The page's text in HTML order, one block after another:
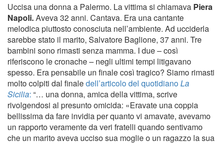
Uccisa una donna a Palermo. La vittima si chiamava Piera
Napoli.Aveva 32 anni. Cantava. Era una cantante
melodica piuttosto conosciuta nell’ambiente. Ad ucciderla
sarebbe stato il marito, Salvatore Baglione, 37 anni. Tre
bambini sono rimasti senza mamma. I due – così
riferiscono le cronache – negli ultimi tempi litigavano
spesso. Era pensabile un finale così tragico? Siamo rimasti
molto colpiti dal finaledell’articolo del quotidianoLa
Sicilia: “… una donna, amica della vittima, scrive
rivolgendosi al presunto omicida: «Eravate una coppia
bellissima da fare invidia per quanto vi amavate, avevamo
un rapporto veramente da veri fratelli quando sentivamo
che un marito aveva ucciso sua moglie o un ragazzo la sua